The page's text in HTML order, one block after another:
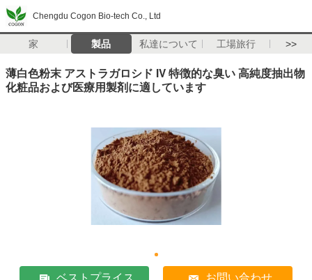
Chengdu Cogon Bio-tech Co., Ltd
家 製品 私達について 工場旅行 >>
薄白色粉末 アストラガロシド IV 特徴的な臭い 高純度抽出物
化粧品および医療用製剤に適しています